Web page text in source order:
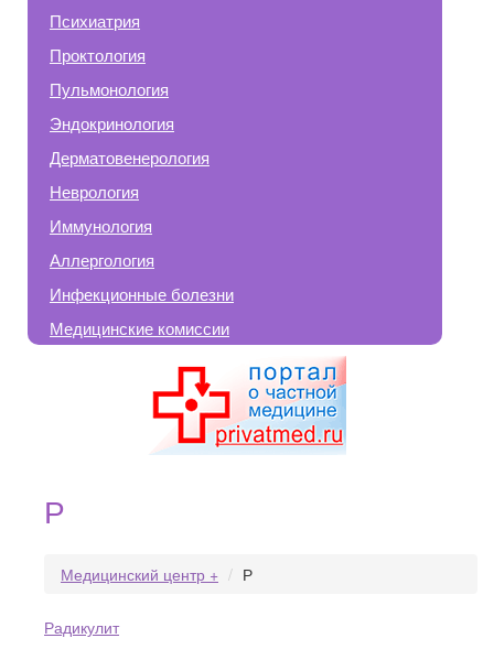
Психиатрия
Проктология
Пульмонология
Эндокринология
Дерматовенерология
Неврология
Иммунология
Аллергология
Инфекционные болезни
Медицинские комиссии
Р
Медицинский центр + Р
Радикулит